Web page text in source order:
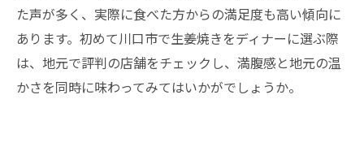
た声が多く、実際に食べた方からの満足度も高い傾向に
あります。初めて川口市で生姜焼きをディナーに選ぶ際
は、地元で評判の店舗をチェックし、満腹感と地元の温
かさを同時に味わってみてはいかがでしょうか。